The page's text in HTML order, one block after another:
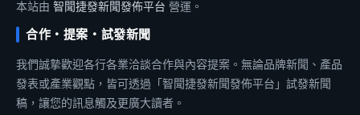
本站由 智聞捷發新聞發佈平台 營運。
合作・提案・試發新聞
我們誠摯歡迎各行各業洽談合作與內容提案。無論品牌新聞、產品
發表或產業觀點，皆可透過「智聞捷發新聞發佈平台」試發新聞
稿，讓您的訊息觸及更廣大讀者。